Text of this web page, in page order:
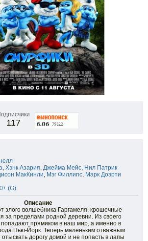
117
, Хэнк Азария, Джейма Мейс, Нил Патрик
МакКинли, Мэг Филлипс, Марк Доэрти
0+ (G)
Описание
злого волшебника Гаргамеля, крошечные
за пределами родной деревни. Из своего
прямиком в наш мир, а именно в
Нью-Йорк. Теперь маленьким отважным
дорогу домой и не попасть в лапы